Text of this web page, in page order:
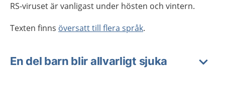
RS-viruset är vanligast under hösten och vintern.
Texten finns översatt till flera språk.
En del barn blir allvarligt sjuka